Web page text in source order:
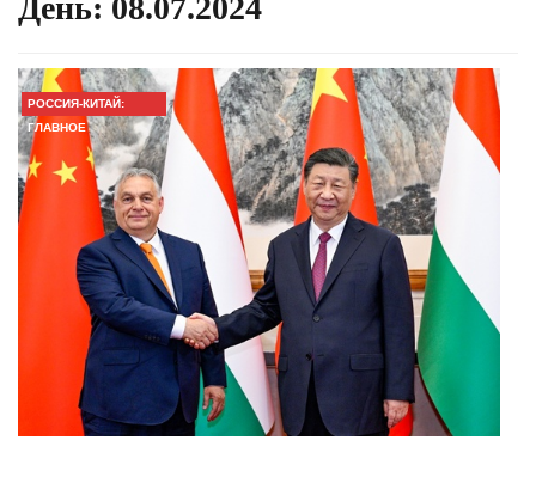
День: 08.07.2024
РОССИЯ-КИТАЙ:
ГЛАВНОЕ